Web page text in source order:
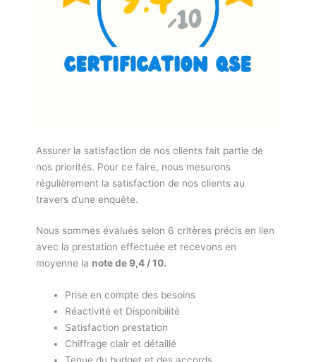
Assurer la satisfaction de nos clients fait partie de
nos priorités. Pour ce faire, nous mesurons
régulièrement la satisfaction de nos clients au
travers d’une enquête.
Nous sommes évalués selon 6 critères précis en lien
avec la prestation effectuée et recevons en
moyenne la note de 9,4 / 10.
Prise en compte des besoins
Réactivité et Disponibilité
Satisfaction prestation
Chiffrage clair et détaillé